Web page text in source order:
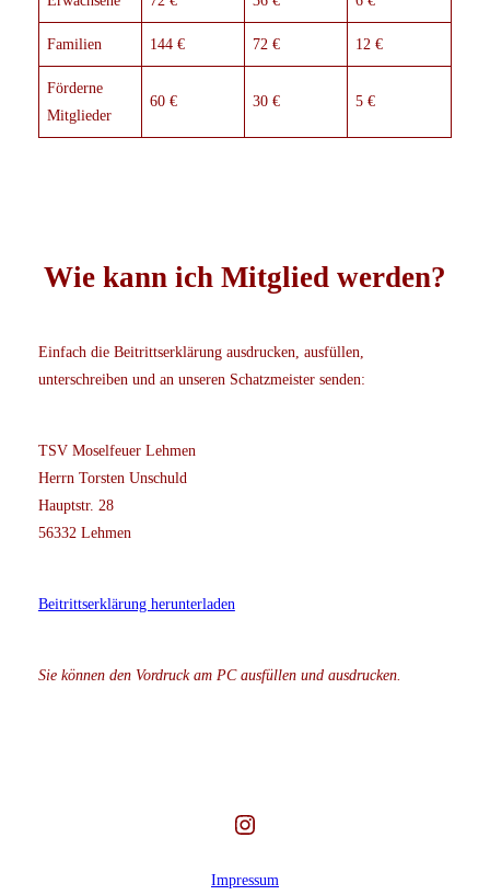
Familien 144 € 72 € 12 €
Förderne
Mitglieder
60 € 30 € 5 €
Wie kann ich Mitglied werden?
Einfach die Beitrittserklärung ausdrucken, ausfüllen,
unterschreiben und an unseren Schatzmeister senden:
TSV Moselfeuer Lehmen
Herrn Torsten Unschuld
Hauptstr. 28
56332 Lehmen
Beitrittserklärung herunterladen
Sie können den Vordruck am PC ausfüllen und ausdrucken.
Instagram
Impressum